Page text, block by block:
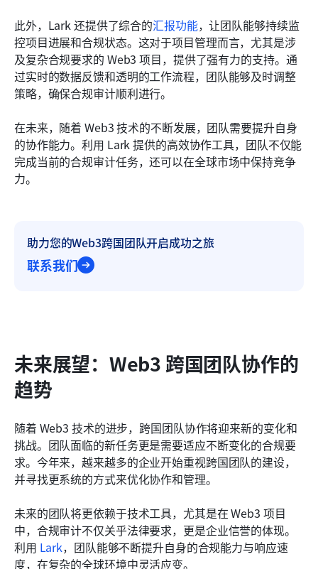
此外，Lark 还提供了综合的汇报功能，让团队能够持续监
控项目进展和合规状态。这对于项目管理而言，尤其是涉
及复杂合规要求的 Web3 项目，提供了强有力的支持。通
过实时的数据反馈和透明的工作流程，团队能够及时调整
策略，确保合规审计顺利进行。
在未来，随着 Web3 技术的不断发展，团队需要提升自身
的协作能力。利用 Lark 提供的高效协作工具，团队不仅能
完成当前的合规审计任务，还可以在全球市场中保持竞争
力。
助力您的Web3跨国团队开启成功之旅
联系我们
未来展望：Web3 跨国团队协作的
趋势
随着 Web3 技术的进步，跨国团队协作将迎来新的变化和
挑战。团队面临的新任务更是需要适应不断变化的合规要
求。今年来，越来越多的企业开始重视跨国团队的建设，
并寻找更系统的方式来优化协作和管理。
未来的团队将更依赖于技术工具，尤其是在 Web3 项目
中，合规审计不仅关乎法律要求，更是企业信誉的体现。
利用 Lark，团队能够不断提升自身的合规能力与响应速
度，在复杂的全球环境中灵活应变。